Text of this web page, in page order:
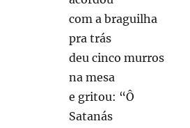
com a braguilha
pra trás
deu cinco murros
na mesa
e gritou: “Ô
Satanás